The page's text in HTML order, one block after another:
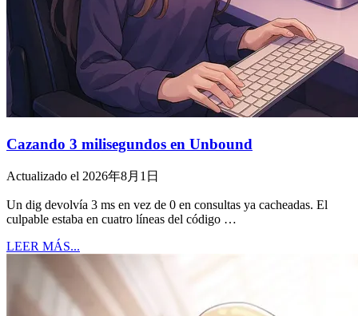
Cazando 3 milisegundos en Unbound
Actualizado el 2026年8月1日
Un dig devolvía 3 ms en vez de 0 en consultas ya cacheadas. El
culpable estaba en cuatro líneas del código …
LEER MÁS...